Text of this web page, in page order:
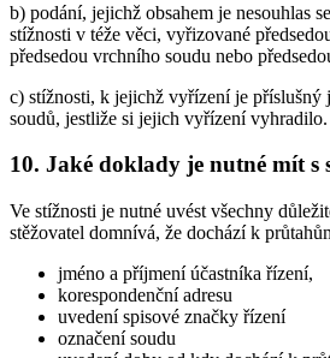
b) podání, jejichž obsahem je nesouhlas
stížnosti v téže věci, vyřizované
předsedou vrchního soudu nebo
c) stížnosti, k jejichž vyřízení je příslušný
soudů, jestliže si jejich vyřízení vyhradilo.
10. Jaké doklady je nutné mít s
Ve stížnosti je nutné uvést všechny
stěžovatel domnívá, že dochází k
jméno a příjmení účastníka řízení,
korespondenční adresu
uvedení spisové značky řízení
označení soudu